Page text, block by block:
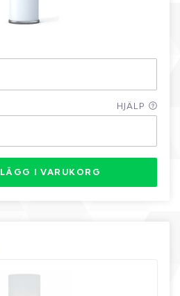
HJÄLP
LÄGG I VARUKORG